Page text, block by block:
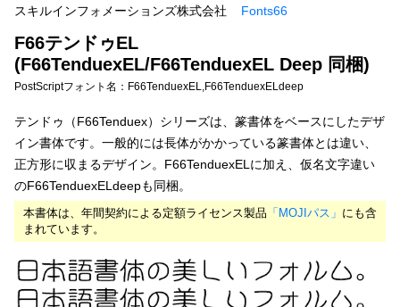
カート
お気に入り
ご利用ガイド
よくあるご質問
宋朝体 清朝体
教科書体 行書体
勘亭流
江戸文字 デザイン毛筆
すべてを表示
太さ・ウェイト
スキルインフォメーションズ株式会社 Fonts66
F66テンドゥEL
(F66TenduexEL/F66TenduexEL Deep 同梱)
PostScriptフォント名： F66TenduexEL,F66TenduexELdeep
テンドゥ（F66Tenduex）シリーズは、篆書体をベースにしたデザ
イン書体です。一般的には長体がかかっている篆書体とは違い、
正方形に収まるデザイン。F66TenduexELに加え、仮名文字違い
のF66TenduexELdeepも同梱。
本書体は、年間契約による定額ライセンス製品 「MOJIパス」 にも含
まれています。